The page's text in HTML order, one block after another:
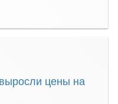
цены на